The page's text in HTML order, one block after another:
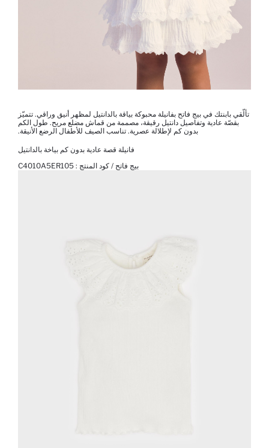
تألّقي بابنتك في بيج فاتح بفانيلة محبوكة بياقة بالدانتيل لمظهر أنيق وراقي. تتميّز
بقصّة عادية وتفاصيل دانتيل رقيقة، مصممة من قماش مضلع مريح. طول الكم
بدون كم لإطلالة عصرية. تناسب الصيف للأطفال الرضع الأنيقة.
فانيلة قصة عادية بدون كم بياخة بالدانتيل
بيج فاتح / كود المنتج : C4010A5ER105